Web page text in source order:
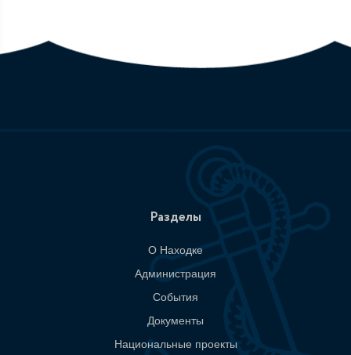
Разделы
О Находке
Администрация
События
Документы
Национальные проекты